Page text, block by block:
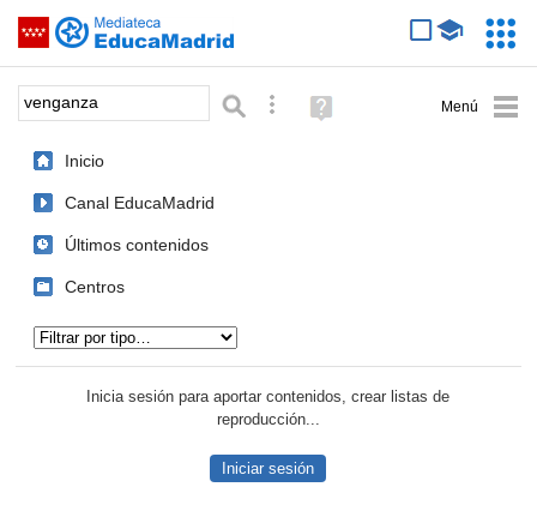
Saltar navegación
Palabra o frase: Búsqueda avanzada
Ayuda
(en
Inicio
Canal EducaMadrid
Últimos contenidos
Centros
Inicia sesión para aportar contenidos, crear listas de
reproducción...
Iniciar sesión